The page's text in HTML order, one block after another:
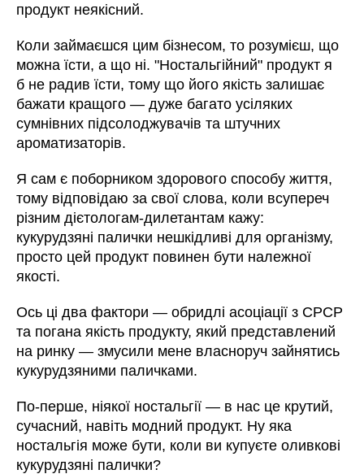
продукт неякісний.
Коли займаєшся цим бізнесом, то розумієш, що
можна їсти, а що ні. "Ностальгійний" продукт я
б не радив їсти, тому що його якість залишає
бажати кращого— дуже багато усіляких
сумнівних підсолоджувачів та штучних
ароматизаторів.
Я сам є поборником здорового способу життя,
тому відповідаю за свої слова, коли всупереч
різним дієтологам-дилетантам кажу:
кукурудзяні палички нешкідливі для організму,
просто цей продукт повинен бути належної
якості.
Ось ці два фактори—обридлі асоціації з СРСР
та погана якість продукту, який представлений
на ринку—змусили мене власноруч зайнятись
кукурудзяними паличками.
По-перше, ніякої ностальгії— в нас це крутий,
сучасний, навіть модний продукт. Ну яка
ностальгія може бути, коли ви купуєте оливкові
кукурудзяні палички?